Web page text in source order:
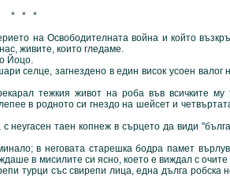
* * *
на Освободителната война и който
живите, които гледаме.
Йоцо.
селце, загнездено в един висок усоен валог
тежкия живот на роба във всичките му
в родното си гнездо на шейсет и
таен копнеж в сърцето да види
в неговата старешка бодра памет
в мисилите си ясно, което е виждал с очите
турци със свирепи лица, една дълга робска